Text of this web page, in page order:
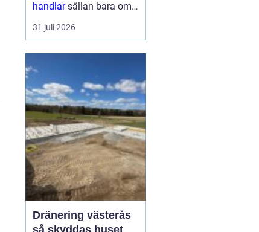
handlarsällan bara om
kvadratmeter och hyra.
För många företag är
medarbetare möts,
kunder tas ...
31 juli 2026
Dränering västerås
så skyddas huset